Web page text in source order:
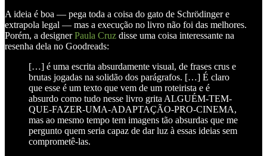
A ideia é boa — pega toda a coisa do gato de Schrödinger e
extrapola legal — mas a execução no livro não foi das melhores.
Porém, a designerPaula Cruz disse uma coisa interessante na
resenha dela no Goodreads:
[…] é uma escrita absurdamente visual, de frases crus e
brutas jogadas na solidão dos parágrafos. […] É claro
que esse é um texto que vem de um roteirista e é
absurdo como tudo nesse livro grita ALGUÉM-TEM-
QUE-FAZER-UMA-ADAPTAÇÃO-PRO-CINEMA,
mas ao mesmo tempo tem imagens tão absurdas que me
pergunto quem seria capaz de dar luz à essas ideias sem
comprometê-las.